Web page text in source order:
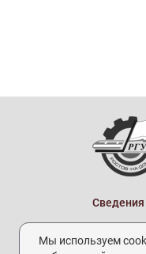
Сведения
Мы используем